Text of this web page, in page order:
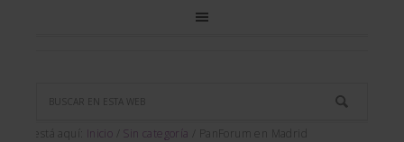
Usted está aquí: Inicio Sin categoría PanForum en Madrid